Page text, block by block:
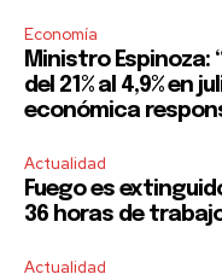
Economía
Ministro Espinoza:
del 21% al 4,9% en
económica
Actualidad
Fuego es
36 horas de
Actualidad